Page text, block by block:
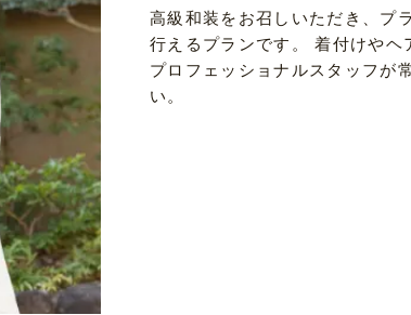
高級和装をお召しいただき、プ
行えるプランです。 着付けや
プロフェッショナルスタッフが
い。